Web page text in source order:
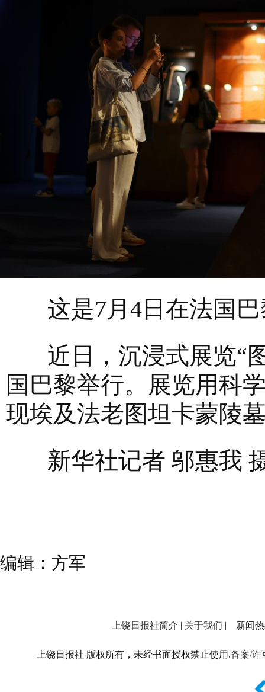
这是7月4日在法国巴
近日，沉浸式展览“
国巴黎举行。展览用科
现埃及法老图坦卡蒙陵
新华社记者 邬惠我
编辑：方军
上饶日报社简介 | 关于我们 | 新闻热
上饶日报社 版权所有，未经书面授权禁止使用.备案/许